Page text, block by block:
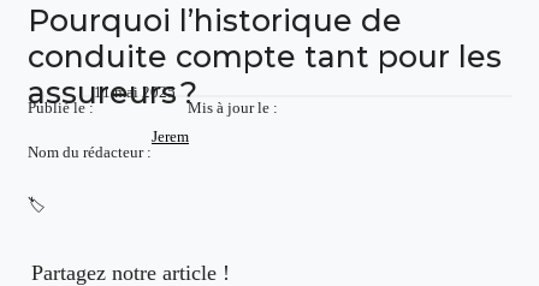
Pourquoi l’historique de
conduite compte tant pour les
assureurs ?
Publié le :
11 mai 2025
Mis à jour le :
Nom du rédacteur :
Jerem
🏷️
Partagez notre article !